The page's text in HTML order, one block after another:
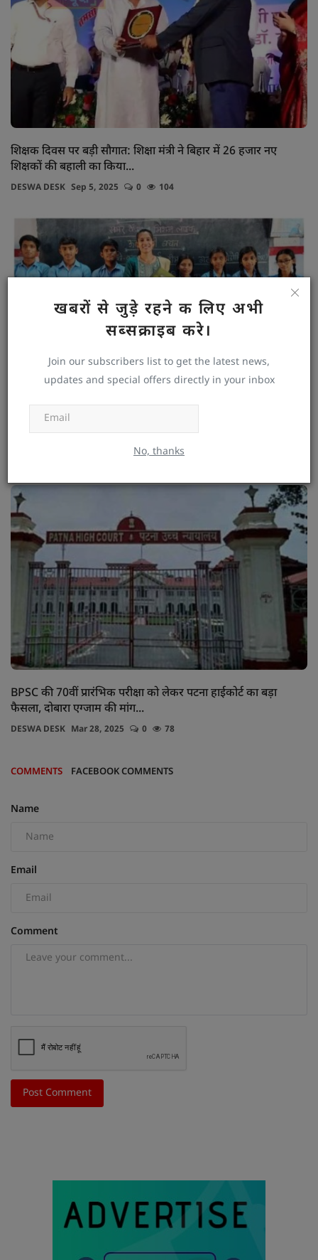
खबरों से जुड़े रहने क लिए अभी
सब्सक्राइब करे।
Join our subscribers list to get the latest news,
updates and special offers directly in your inbox
No, thanks
शिक्षक दिवस पर बड़ी सौगात: शिक्षा मंत्री ने बिहार में 26 हजार नए
शिक्षकों की बहाली का किया...
DESWA DESK Sep 5, 2025 0 104
टीआरई-4 का रास्ता साफ : इसी हफ्ते बीपीएससी जारी कर सकता है
0 17
BPSC की 70वीं प्रारंभिक परीक्षा को लेकर पटना हाईकोर्ट का बड़ा
फैसला, दोबारा एग्जाम की मांग...
DESWA DESK Mar 28, 2025 0 78
COMMENTS FACEBOOK COMMENTS
Name
Email
Comment
Post Comment